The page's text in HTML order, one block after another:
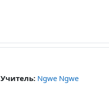
Учитель: Ngwe Ngwe